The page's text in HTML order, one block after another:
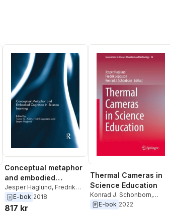
Conceptual metaphor
and embodied
cognition in science
learning
Jesper Haglund, Fredrik
Jeppsson,Tamer Amin
E-bok 2018
817 kr
Thermal Cameras in
Science Education
Konrad J. Schonborn,
Fredrik Jeppsson
E-bok 2022